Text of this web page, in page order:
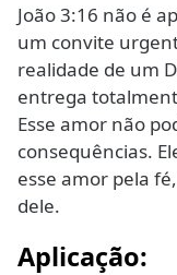
João 3:16 não é
um convite
realidade de um
entrega
Esse amor não
consequências.
esse amor pela
dele.
Aplicação: